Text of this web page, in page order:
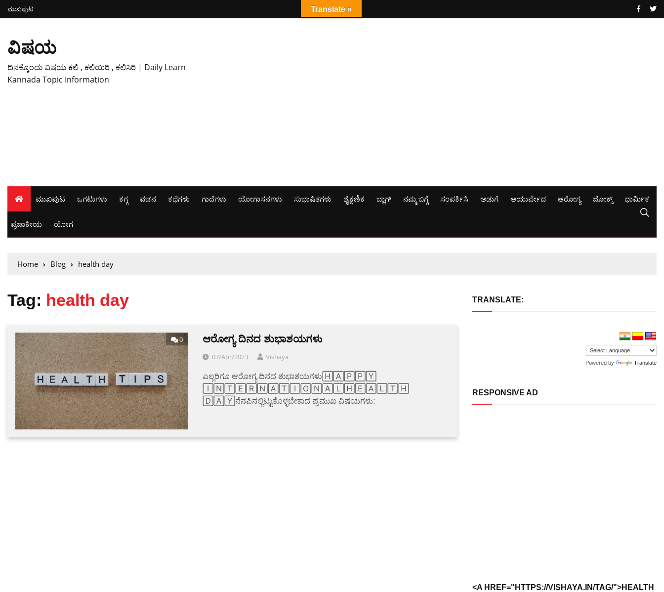
ಮುಖಪುಟ
ವಿಷಯ
ದಿನಕ್ಕೊಂದು ವಿಷಯ ಕಲಿ , ಕಲಿಯಿರಿ , ಕಲಿಸಿರಿ | Daily Learn
Kannada Topic Information
ಮುಖಪುಟ ಒಗಟುಗಳು ಕಗ್ಗ ವಚನ ಕಥೆಗಳು ಗಾದೆಗಳು ಯೋಗಾಸನಗಳು ಸುಭಾಷಿತಗಳು ಶೈಕ್ಷಣಿಕ ಬ್ಲಾಗ್ ನಮ್ಮ ಬಗ್ಗೆ ಸಂಪರ್ಕಿಸಿ ಅಡುಗೆ ಆಯುರ್ವೇದ ಆರೋಗ್ಯ ಜೋಕ್ಸ್ ಧಾರ್ಮಿಕ
ಪ್ರಜಾಕೀಯ ಯೋಗ
Home Blog health day
Tag: health day
0 ಆರೋಗ್ಯ ದಿನದ ಶುಭಾಶಯಗಳು
07/Apr/2023 Vishaya
ಎಲ್ಲರಿಗೂ ಆರೋಗ್ಯ ದಿನದ ಶುಭಾಶಯಗಳು🄷🄰🄿🄿🅈
🄸🄽🅃🄴🅁🄽🄰🅃🄸🄾🄽🄰🄻🄷🄴🄰🄻🅃🄷
🄳🄰🅈ನೆನಪಿನಲ್ಲಿಟ್ಟುಕೊಳ್ಳಬೇಕಾದ ಪ್ರಮುಖ ವಿಷಯಗಳು:
TRANSLATE:
Powered by Translate
RESPONSIVE AD
<A HREF="HTTPS://VISHAYA.IN/TAG/">HEALTH
Translate »